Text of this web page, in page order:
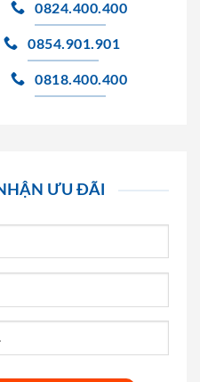
0824.400.400
0854.901.901
0818.400.400
ƯU ĐÃI